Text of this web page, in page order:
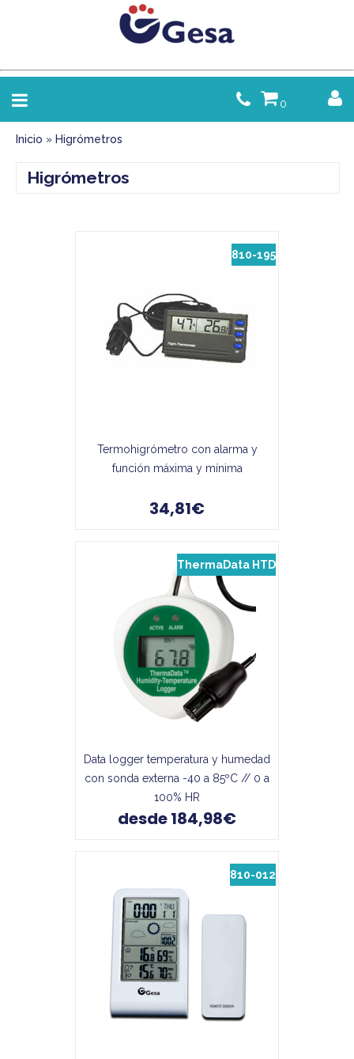
0
Inicio » Higrómetros
Higrómetros
Termohigrómetro con alarma y
función máxima y mínima
34,81€
810-195
Data logger temperatura y humedad
con sonda externa -40 a 85ºC // 0 a
100% HR
desde 184,98€
ThermaData HTD
810-012